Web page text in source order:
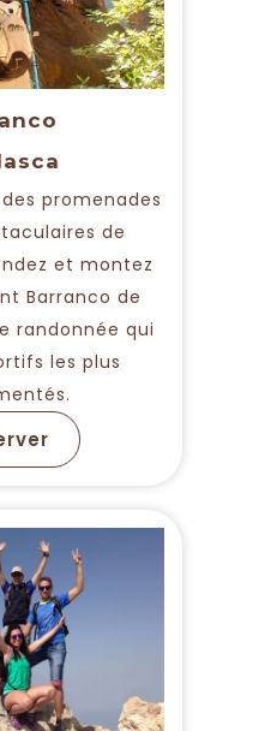
promenades
de
et montez
Barranco de
randonnée qui
les plus